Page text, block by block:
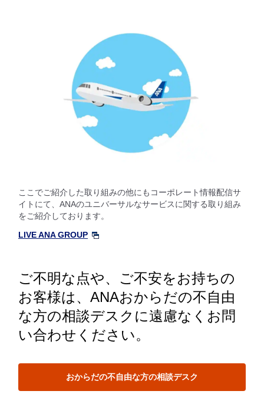
ここでご紹介した取り組みの他にもコーポレート情報配信サ
イトにて、ANAのユニバーサルなサービスに関する取り組み
をご紹介しております。
LIVE ANA GROUP
ご不明な点や、ご不安をお持ちの
お客様は、ANAおからだの不自由
な方の相談デスクに遠慮なくお問
い合わせください。
おからだの不自由な方の相談デスク